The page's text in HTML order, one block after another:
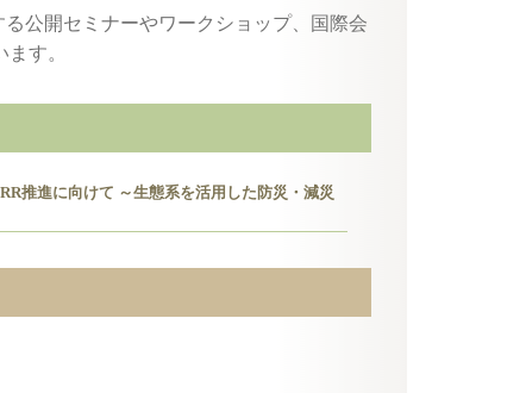
公開セミナーやワークショップ、国際会
す。
推進に向けて ～生態系を活用した防災・減災